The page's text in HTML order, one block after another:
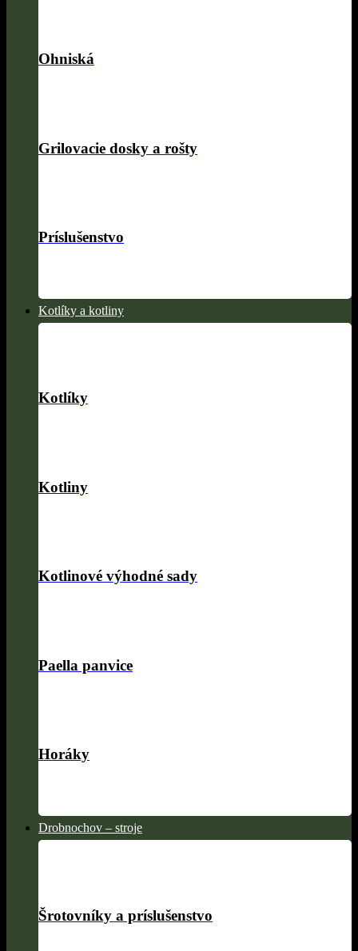
Ohniská
Grilovacie dosky a rošty
Príslušenstvo
Kotlíky a kotliny
Kotlíky
Kotliny
Kotlinové výhodné sady
Paella panvice
Horáky
Drobnochov – stroje
Šrotovníky a príslušenstvo